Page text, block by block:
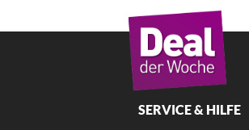
SERVICE & HILFE